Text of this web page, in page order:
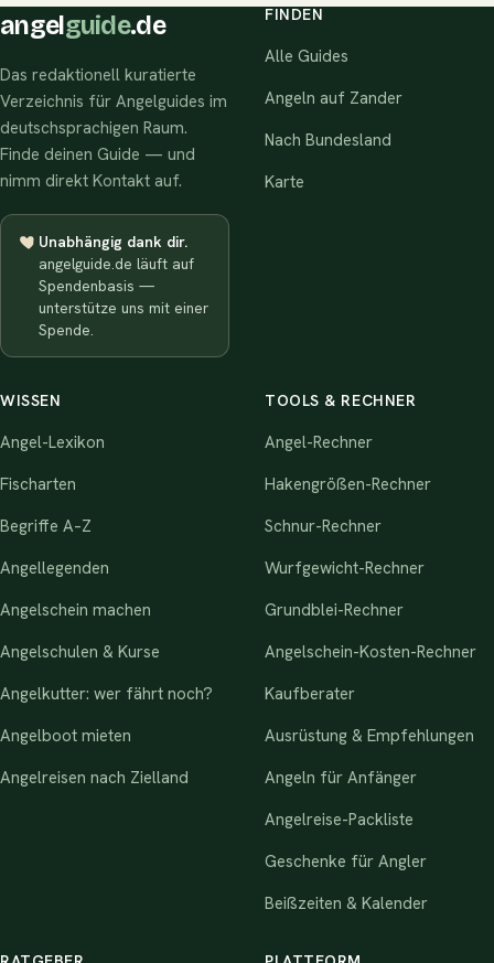
angel guide.de
Das redaktionell kuratierte
Verzeichnis für Angelguides im
deutschsprachigen Raum.
Finde deinen Guide — und
nimm direkt Kontakt auf.
Unabhängig dank dir.
angelguide.de läuft auf
Spendenbasis —
unterstütze uns mit einer
Spende.
FINDEN
Alle Guides
Angeln auf Zander
Nach Bundesland
Karte
WISSEN
Angel-Lexikon
Fischarten
Begriffe A–Z
Angellegenden
Angelschein machen
Angelschulen & Kurse
Angelkutter: wer fährt noch?
Angelboot mieten
Angelreisen nach Zielland
TOOLS & RECHNER
Angel-Rechner
Hakengrößen-Rechner
Schnur-Rechner
Wurfgewicht-Rechner
Grundblei-Rechner
Angelschein-Kosten-Rechner
Kaufberater
Ausrüstung & Empfehlungen
Angeln für Anfänger
Angelreise-Packliste
Geschenke für Angler
Beißzeiten & Kalender